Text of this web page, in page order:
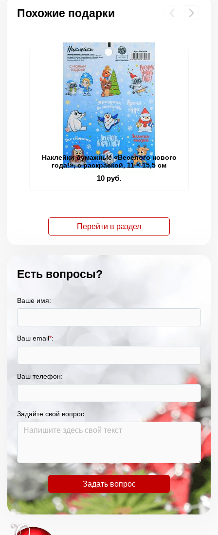
Похожие подарки
Наклейки бумажные «Веселого нового
года!», c раскраской, 11 × 15,5 см
10 руб.
Перейти в раздел
Есть вопросы?
Ваше имя:
Ваш email*:
Ваш телефон:
Задайте свой вопрос
Задать вопрос